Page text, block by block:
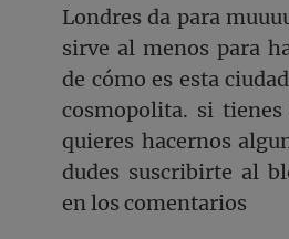
Londres da para
sirve al menos para
de cómo es esta
cosmopolita. si
quieres hacernos
dudes suscribirte al
en los comentarios